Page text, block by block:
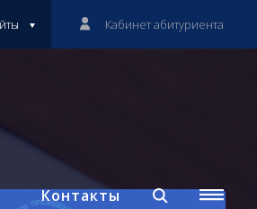
Контакты
Кабинет абитуриента